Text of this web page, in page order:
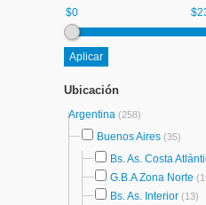
$0
Ubicación
Argentina (258)
Buenos Aires (35)
Bs. As. Costa
G.B.A Zona Norte
Bs. As. Interior (13)